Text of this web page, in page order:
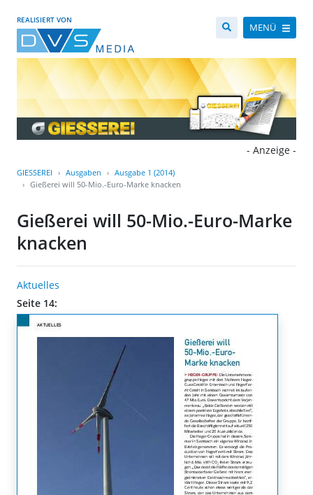
REALISIERT VON
MENÜ
- Anzeige -
GIESSEREI Ausgaben
Ausgabe 1 (2014)
Gießerei will 50-Mio.-Euro-Marke knacken
Gießerei will 50-Mio.-Euro-Marke
knacken
Aktuelles
Seite 14: